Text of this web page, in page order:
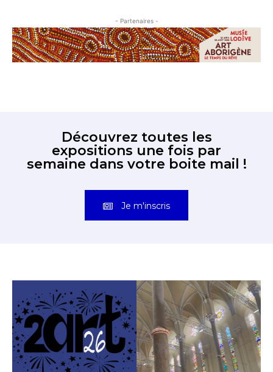
- Partenaires -
Découvrez toutes les
expositions une fois par
semaine dans votre boite mail !
Je m'inscris